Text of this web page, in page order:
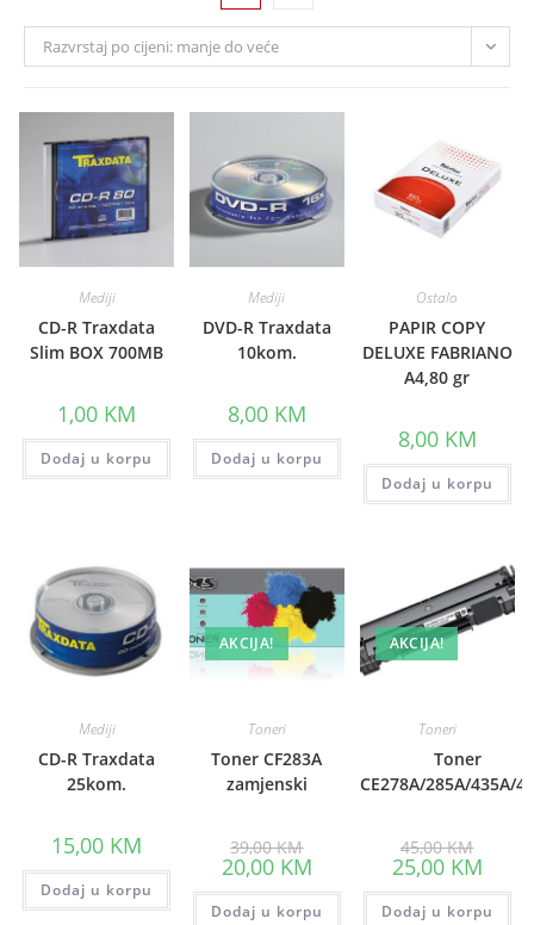
Razvrstaj po cijeni: manje do veće
Mediji
CD-R Traxdata
Slim BOX 700MB
1,00 KM
Dodaj u korpu
Mediji
DVD-R Traxdata
10kom.
8,00 KM
Dodaj u korpu
Ostalo
PAPIR COPY
DELUXE FABRIANO
A4,80 gr
8,00 KM
Dodaj u korpu
Mediji
CD-R Traxdata
25kom.
15,00 KM
Dodaj u korpu
AKCIJA!
Toneri
Toner CF283A
zamjenski
39,00KMprice
was:
39,00 KM.
20,00 KMCurrent
price
is:
20,00 KM.
Dodaj u korpu
AKCIJA!
Toneri
Toner
CE278A/285A/435A/
45,00KMprice
was:
45,00
25,00 KMprice
is:
25,00
Dodaj u korpu